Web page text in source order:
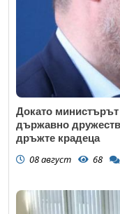
Докато министърът
държавно
дръжте крадеца
08 август 68